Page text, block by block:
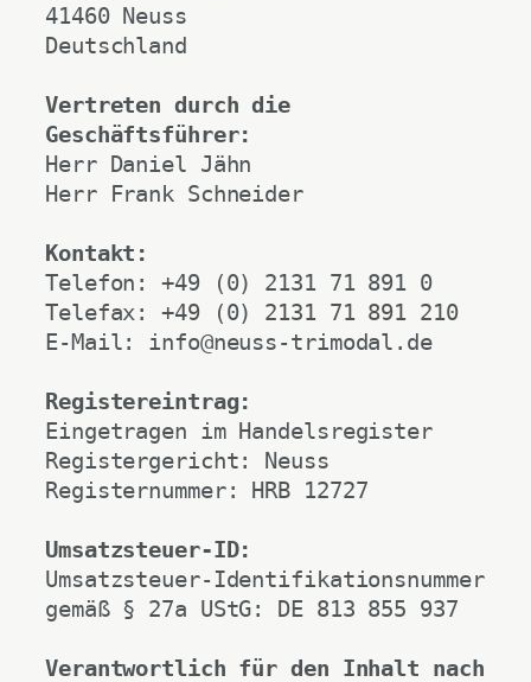
41460 Neuss
Deutschland
Vertreten durch die
Geschäftsführer:
Herr Daniel Jähn
Herr Frank Schneider
Kontakt:
Telefon: +49 (0) 2131 71 891 0
Telefax: +49 (0) 2131 71 891 210
E-Mail: info@neuss-trimodal.de
Registereintrag:
Eingetragen im Handelsregister
Registergericht: Neuss
Registernummer: HRB 12727
Umsatzsteuer-ID:
Umsatzsteuer-Identifikationsnummer
gemäß § 27a UStG: DE 813 855 937
Verantwortlich für den Inhalt nach